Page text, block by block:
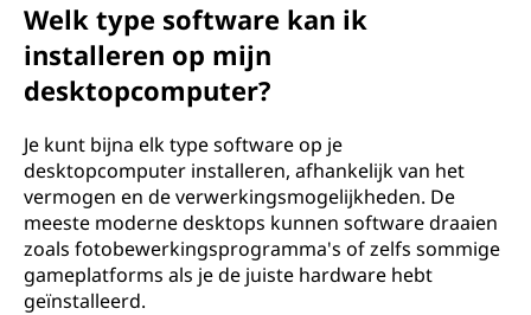
Welk type software kan ik
installeren op mijn
desktopcomputer?
Je kunt bijna elk type software op je
desktopcomputer installeren, afhankelijk van het
vermogen en de verwerkingsmogelijkheden. De
meeste moderne desktops kunnen software draaien
zoals fotobewerkingsprogramma's of zelfs sommige
gameplatforms als je de juiste hardware hebt
geïnstalleerd.